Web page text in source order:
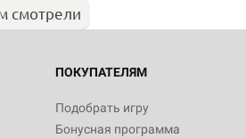
смотрели
ПОКУПАТЕЛЯМ
Подобрать игру
Бонусная программа